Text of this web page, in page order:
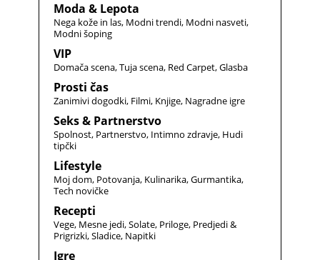
Moda & Lepota
Nega kože in las Modni trendi Modni nasveti
Modni šoping
VIP
Domača scena Tuja scena Red Carpet Glasba
Prosti čas
Zanimivi dogodki Filmi Knjige Nagradne igre
Seks & Partnerstvo
Spolnost Partnerstvo Intimno zdravje Hudi
tipčki
Lifestyle
Moj dom Potovanja Kulinarika Gurmantika
Tech novičke
Recepti
Vege Mesne jedi Solate Priloge Predjedi &
Prigrizki Sladice Napitki
Igre